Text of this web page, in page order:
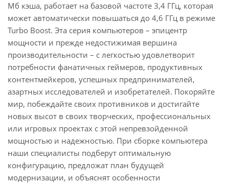
Мб кэша, работает на базовой частоте 3,4 ГГц, которая
может автоматически повышаться до 4,6 ГГц в режиме
Turbo Boost. Эта серия компьютеров – эпицентр
мощности и прежде недостижимая вершина
производительности – с легкостью удовлетворит
потребности фанатичных геймеров, продуктивных
контентмейкеров, успешных предпринимателей,
азартных исследователей и изобретателей. Покоряйте
мир, побеждайте своих противников и достигайте
новых высот в своих творческих, профессиональных
или игровых проектах с этой непревзойденной
мощностью и надежностью. При сборке компьютера
наши специалисты подберут оптимальную
конфигурацию, предложат план будущей
модернизации, и объяснят особенности